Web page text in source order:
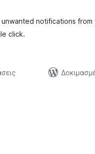
notifications from
click.